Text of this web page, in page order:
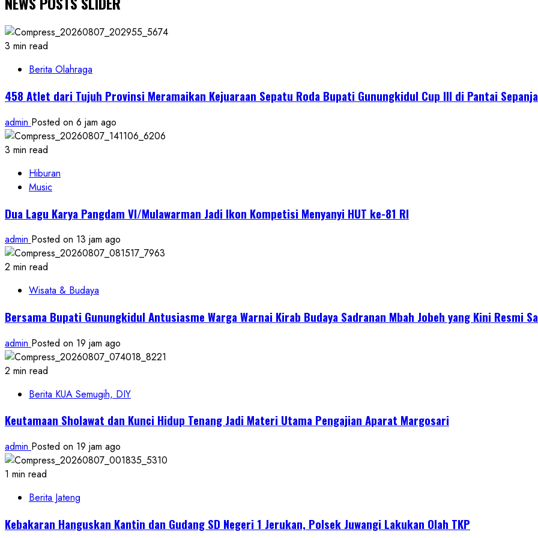
3 min read
Berita Olahraga
458 Atlet dari Tujuh Provinsi Meramaikan Kejuaraan Sepatu Roda Bupati Gunungkidul Cup III di Pantai
admin Posted on 6 jam ago
3 min read
Hiburan
Music
Dua Lagu Karya Pangdam VI/Mulawarman Jadi Ikon Kompetisi Menyanyi HUT ke-81 RI
admin Posted on 13 jam ago
2 min read
Wisata & Budaya
Bersama Bupati Gunungkidul Antusiasme Warga Warnai Kirab Budaya Sadranan Mbah Jobeh yang Kini Resmi
admin Posted on 19 jam ago
2 min read
Berita KUA Semugih, DIY
Keutamaan Sholawat dan Kunci Hidup Tenang Jadi Materi Utama Pengajian Aparat Margosari
admin Posted on 19 jam ago
1 min read
Berita Jateng
Kebakaran Hanguskan Kantin dan Gudang SD Negeri 1 Jerukan, Polsek Juwangi Lakukan Olah TKP